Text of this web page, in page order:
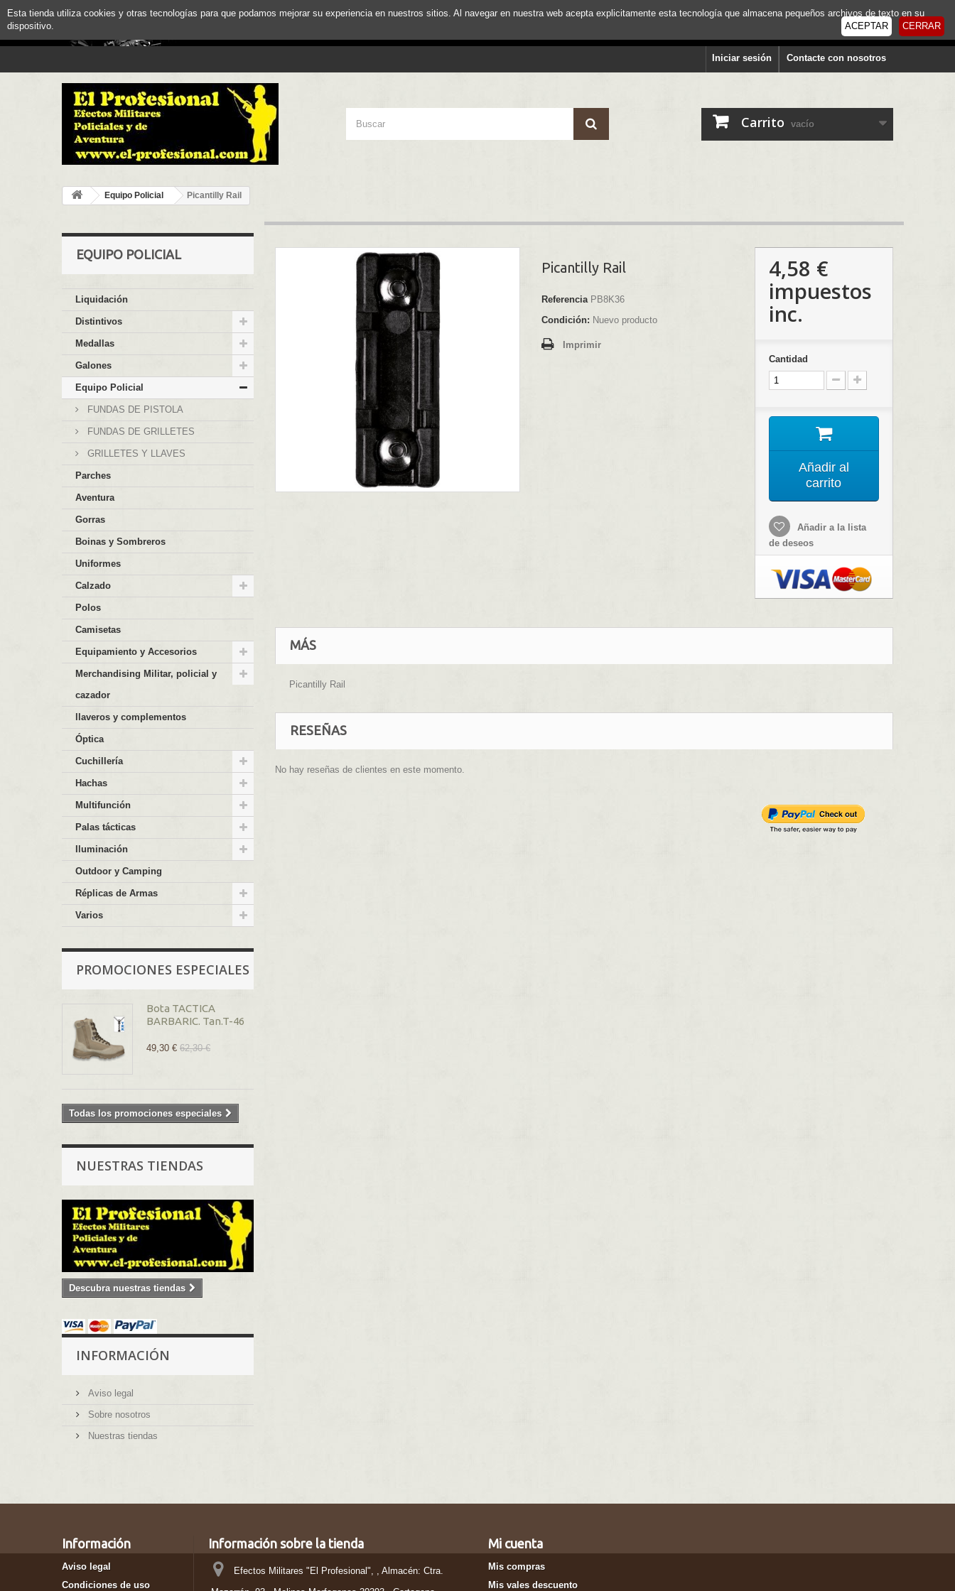
Contacte con nosotros
Iniciar sesión
Carrito vacío
Esta tienda utiliza cookies y otras tecnologías para que podamos mejorar su experiencia en nuestros sitios. Al navegar en nuestra web acepta explicitamente esta tecnología que almacena pequeños archivos de texto en su
dispositivo.
CERRAR
ACEPTAR
Equipo Policial Picantilly Rail
EQUIPO POLICIAL
Liquidación
Distintivos
Medallas
Galones
Equipo Policial
FUNDAS DE PISTOLA
FUNDAS DE GRILLETES
GRILLETES Y LLAVES
Parches
Aventura
Gorras
Boinas y Sombreros
Uniformes
Calzado
Polos
Camisetas
Equipamiento y Accesorios
Merchandising Militar, policial y
cazador
llaveros y complementos
Óptica
Cuchillería
Hachas
Multifunción
Palas tácticas
Iluminación
Outdoor y Camping
Réplicas de Armas
Varios
PROMOCIONES ESPECIALES
Bota TACTICA
BARBARIC. Tan.T-46
49,30 € 62,30 €
Todas los promociones especiales
NUESTRAS TIENDAS
Descubra nuestras tiendas
INFORMACIÓN
Aviso legal
Sobre nosotros
Nuestras tiendas
Picantilly Rail
Referencia PB8K36
Condición: Nuevo producto
Imprimir
4,58 €
impuestos
inc.
Cantidad
Añadir al
carrito
Añadir a la lista
de deseos
MÁS
Picantilly Rail
RESEÑAS
No hay reseñas de clientes en este momento.
Información
Aviso legal
Condiciones de uso
Información sobre la tienda
Efectos Militares "El Profesional", , Almacén: Ctra.
Mi cuenta
Mis compras
Mis vales descuento